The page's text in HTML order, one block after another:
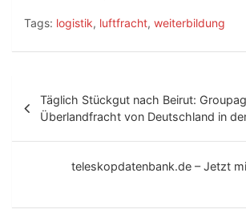
Tags: logistik, luftfracht, weiterbildung
e
i
Täglich Stückgut nach Beirut:
Überlandfracht von Deutschland in
teleskopdatenbank.de – Jetzt